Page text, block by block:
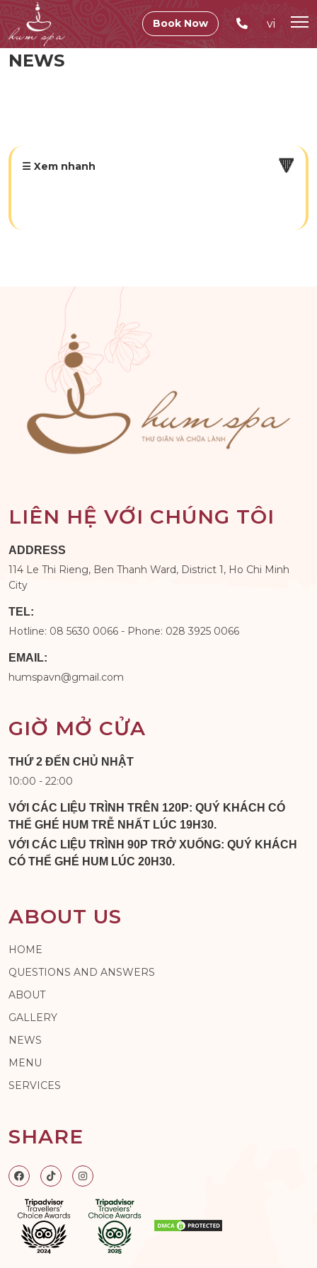
Book Now vi
NEWS
☰ Xem nhanh 🔻
LIÊN HỆ VỚI CHÚNG TÔI
ADDRESS
114 Le Thi Rieng, Ben Thanh Ward, District 1, Ho Chi Minh
City
TEL:
Hotline: 08 5630 0066 - Phone: 028 3925 0066
EMAIL:
humspavn@gmail.com
GIỜ MỞ CỬA
THỨ 2 ĐẾN CHỦ NHẬT
10:00 - 22:00
VỚI CÁC LIỆU TRÌNH TRÊN 120P: QUÝ KHÁCH CÓ
THỂ GHÉ HUM TRỄ NHẤT LÚC 19H30.
VỚI CÁC LIỆU TRÌNH 90P TRỞ XUỐNG: QUÝ KHÁCH
CÓ THỂ GHÉ HUM LÚC 20H30.
ABOUT US
HOME
QUESTIONS AND ANSWERS
ABOUT
GALLERY
NEWS
MENU
SERVICES
SHARE